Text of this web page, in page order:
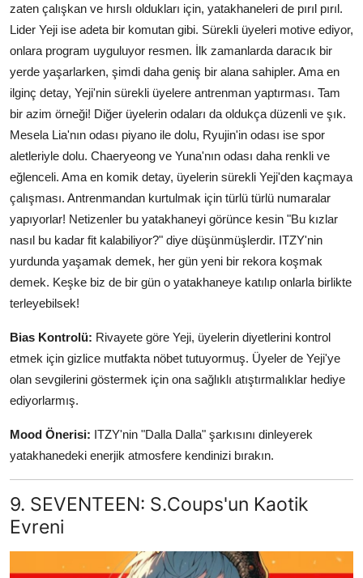
zaten çalışkan ve hırslı oldukları için, yatakhaneleri de pırıl pırıl.
Lider Yeji ise adeta bir komutan gibi. Sürekli üyeleri motive ediyor,
onlara program uyguluyor resmen. İlk zamanlarda daracık bir
yerde yaşarlarken, şimdi daha geniş bir alana sahipler. Ama en
ilginç detay, Yeji'nin sürekli üyelere antrenman yaptırması. Tam
bir azim örneği! Diğer üyelerin odaları da oldukça düzenli ve şık.
Mesela Lia'nın odası piyano ile dolu, Ryujin'in odası ise spor
aletleriyle dolu. Chaeryeong ve Yuna'nın odası daha renkli ve
eğlenceli. Ama en komik detay, üyelerin sürekli Yeji'den kaçmaya
çalışması. Antrenmandan kurtulmak için türlü türlü numaralar
yapıyorlar! Netizenler bu yatakhaneyi görünce kesin "Bu kızlar
nasıl bu kadar fit kalabiliyor?" diye düşünmüşlerdir. ITZY'nin
yurdunda yaşamak demek, her gün yeni bir rekora koşmak
demek. Keşke biz de bir gün o yatakhaneye katılıp onlarla birlikte
terleyebilsek!
Bias Kontrolü: Rivayete göre Yeji, üyelerin diyetlerini kontrol
etmek için gizlice mutfakta nöbet tutuyormuş. Üyeler de Yeji'ye
olan sevgilerini göstermek için ona sağlıklı atıştırmalıklar hediye
ediyorlarmış.
Mood Önerisi: ITZY'nin "Dalla Dalla" şarkısını dinleyerek
yatakhanedeki enerjik atmosfere kendinizi bırakın.
9. SEVENTEEN: S.Coups'un Kaotik
Evreni